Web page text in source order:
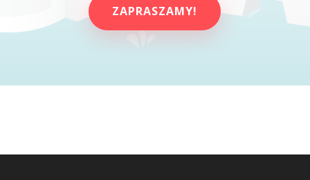
ZAPRASZAMY!